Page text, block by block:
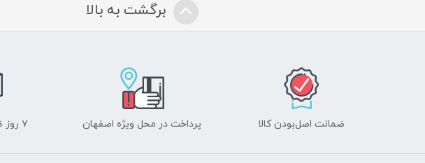
برگشت به بالا
ضمانت اصل‌بودن کالا پرداخت در محل ویژه اصفهان ۷ روز ضمانت بازگشت